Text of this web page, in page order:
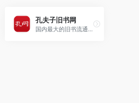
孔夫子旧书网
国内最大的旧书流通网站，网站已经运行多年，里面有很多古籍的买卖信息。